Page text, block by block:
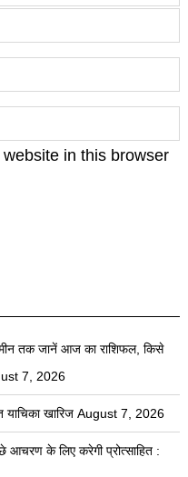
in this browser
तक जानें आज का राशिफल, किसे
7, 2026
याचिका खारिज August 7, 2026
आचरण के लिए करेगी प्रोत्साहित :